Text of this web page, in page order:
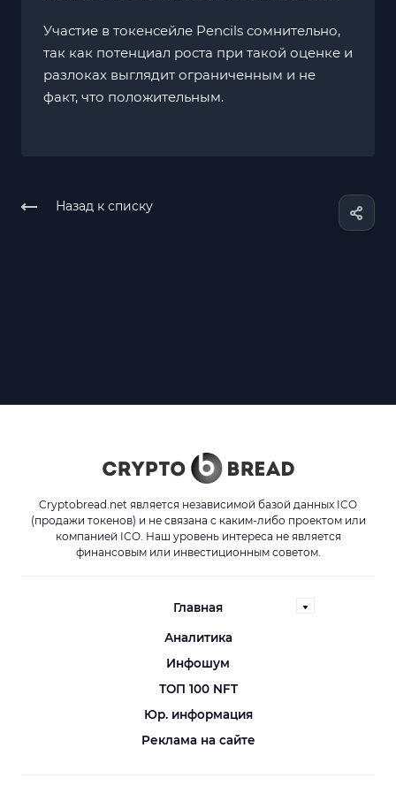
Участие в токенсейле Pencils сомнительно,
так как потенциал роста при такой оценке и
разлоках выглядит ограниченным и не
факт, что положительным.
Назад к списку
Cryptobread.net является независимой базой данных ICO
(продажи токенов) и не связана с каким-либо проектом или
компанией ICO. Наш уровень интереса не является
финансовым или инвестиционным советом.
Главная
Аналитика
Инфошум
ТОП 100 NFT
Юр. информация
Реклама на сайте